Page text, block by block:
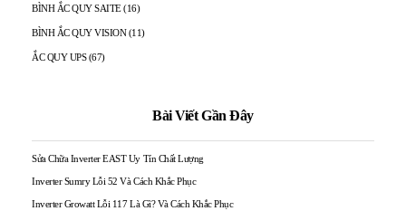
BÌNH ẮC QUY SAITE (16)
BÌNH ẮC QUY VISION (11)
ẮC QUY UPS (67)
Bài Viết Gần Đây
Sửa Chữa Inverter EAST Uy Tín Chất Lượng
Inverter Sumry Lỗi 52 Và Cách Khắc Phục
Inverter Growatt Lỗi 117 Là Gì? Và Cách Khắc Phục